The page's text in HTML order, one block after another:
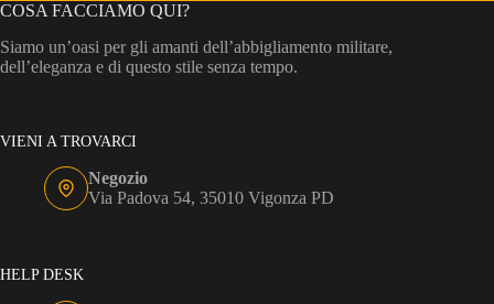
COSA FACCIAMO QUI?
Siamo un’oasi per gli amanti dell’abbigliamento militare,
dell’eleganza e di questo stile senza tempo.
VIENI A TROVARCI
Negozio
Via Padova 54, 35010 Vigonza PD
HELP DESK